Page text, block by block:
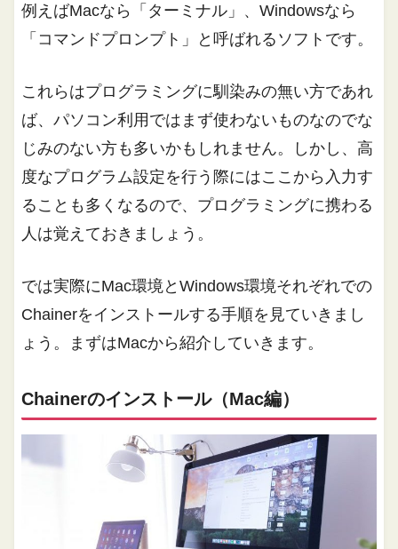
例えばMacなら「ターミナル」、Windowsなら
「コマンドプロンプト」と呼ばれるソフトです。
これらはプログラミングに馴染みの無い方であれ
ば、パソコン利用ではまず使わないものなのでな
じみのない方も多いかもしれません。しかし、高
度なプログラム設定を行う際にはここから入力す
ることも多くなるので、プログラミングに携わる
人は覚えておきましょう。
では実際にMac環境とWindows環境それぞれでの
Chainerをインストールする手順を見ていきまし
ょう。まずはMacから紹介していきます。
Chainerのインストール（Mac編）